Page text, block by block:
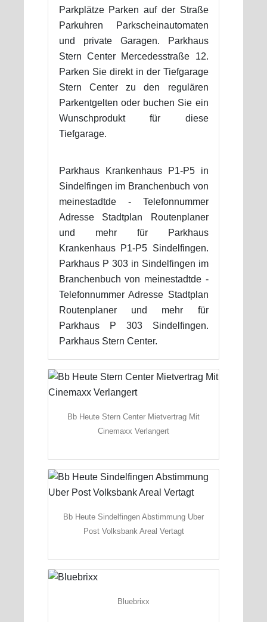
Parkplätze Parken auf der Straße
Parkuhren Parkscheinautomaten
und private Garagen. Parkhaus
Stern Center Mercedesstraße 12.
Parken Sie direkt in der Tiefgarage
Stern Center zu den regulären
Parkentgelten oder buchen Sie ein
Wunschprodukt für diese
Tiefgarage.
Parkhaus Krankenhaus P1-P5 in
Sindelfingen im Branchenbuch von
meinestadtde - Telefonnummer
Adresse Stadtplan Routenplaner
und mehr für Parkhaus
Krankenhaus P1-P5 Sindelfingen.
Parkhaus P 303 in Sindelfingen im
Branchenbuch von meinestadtde -
Telefonnummer Adresse Stadtplan
Routenplaner und mehr für
Parkhaus P 303 Sindelfingen.
Parkhaus Stern Center.
Bb Heute Stern Center Mietvertrag Mit
Cinemaxx Verlangert
Bb Heute Sindelfingen Abstimmung Uber
Post Volksbank Areal Vertagt
Bluebrixx